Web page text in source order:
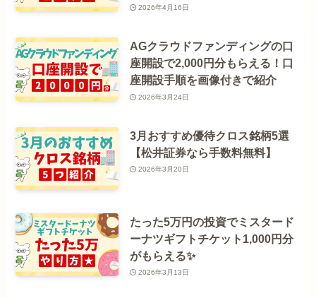
2026年4月16日
AGクラウドファンディングの口
座開設で2,000円分もらえる！口
座開設手順を画像付きで紹介
2026年3月24日
3月おすすめ優待クロス銘柄5選
【松井証券なら手数料無料】
2026年3月20日
たった5万円の投資でミスタード
ーナツギフトチケット1,000円分
がもらえる✨️
2026年3月13日